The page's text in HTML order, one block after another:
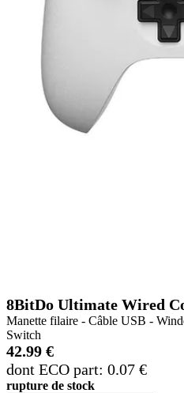
8BitDo Ultimate Wired
Manette filaire - Câble USB -
Switch
42.99 €
dont ECO part: 0.07 €
rupture de stock